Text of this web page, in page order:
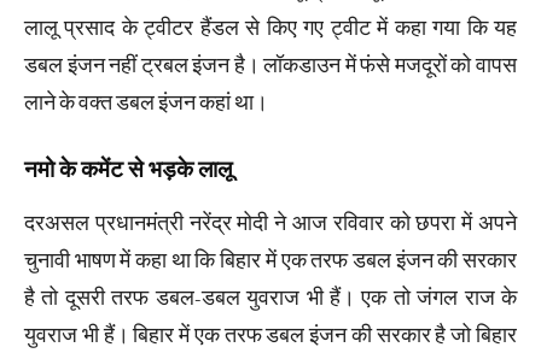
लालू प्रसाद के ट्वीटर हैंडल से किए गए ट्वीट में कहा गया कि यह
डबल इंजन नहीं ट्रबल इंजन है। लॉकडाउन में फंसे मजदूरों को वापस
लाने के वक्त डबल इंजन कहां था।
नमो के कमेंट से भड़के लालू
दरअसल प्रधानमंत्री नरेंद्र मोदी ने आज रविवार को छपरा में अपने
चुनावी भाषण में कहा था कि बिहार में एक तरफ डबल इंजन की सरकार
है तो दूसरी तरफ डबल-डबल युवराज भी हैं। एक तो जंगल राज के
युवराज भी हैं। बिहार में एक तरफ डबल इंजन की सरकार है जो बिहार